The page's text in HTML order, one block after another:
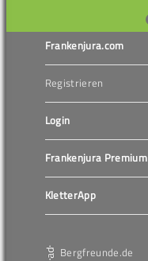
Frankenjura.com
Registrieren
Login
Frankenjura Premium
KletterApp
Bergfreunde.de